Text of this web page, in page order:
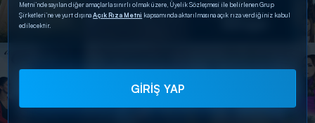
Metni’nde sayılan diğer amaçlarla sınırlı olmak üzere, Üyelik Sözleşmesi ile belirlenen Grup
Şirketleri’ne ve yurt dışınaAçık Rıza Metni kapsamında aktarılmasına açık rıza verdiğiniz kabul
edilecektir.
GİRİŞ YAP